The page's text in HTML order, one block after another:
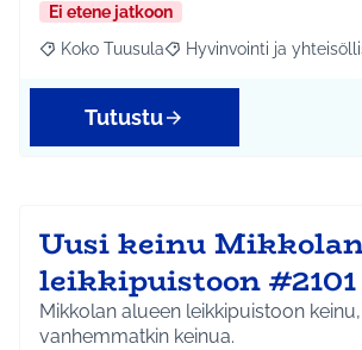
Ei etene jatkoon
Rajaa tulokset aihepiirin mukaan: Koko
Koko Tuusula Rajaa tulokset teeman
Hyvinvointi ja
Tutustu
Uusi keinu
leikkipuistoon #2101
Mikkolan alueen leikkipuistoon
vanhemmatkin keinua.